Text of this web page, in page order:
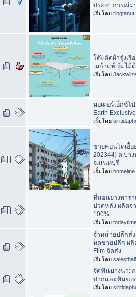
ประสบการณ์ม
เริ่มโดย ringtanut
โต๊ะตัดผ้ารุ่งเรื
เมก้าแท้ หุ้มไม้
เริ่มโดย
มอเตอร์เอ็กซ์โ
Earth
เริ่มโดย
ขายคอนโดเอื้อ
202344) ต.บา
จ.นนทบุรี
เริ่มโดย homeline
ที่นอนยางพาร
ปวดหลัง ผลิตจ
100%
เริ่มโดย
จำหน่ายปลีกส่
หดขายปลีก ผลิ
Film จัดส่ง
เริ่มโดย
จัดฟันบางนา:
ปากและฟันขอ
เริ่มโดย